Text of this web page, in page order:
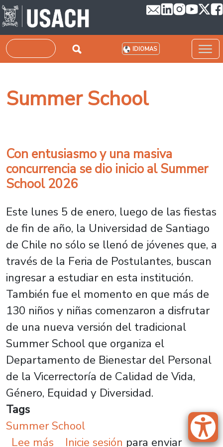
Pasar al contenido principal
Buscar IDIOMAS
Summer School
Con entusiasmo y una masiva
concurrencia se dio inicio al Summer
School 2026
Este lunes 5 de enero, luego de las fiestas
de fin de año, la Universidad de Santiago
de Chile no sólo se llenó de jóvenes que, a
través de la Feria de Postulantes, buscan
ingresar a estudiar en esta institución.
También fue el momento en que más de
130 niños y niñas comenzaron a disfrutar
de una nueva versión del tradicional
Summer School que organiza el
Departamento de Bienestar del Personal
de la Vicerrectoría de Calidad de Vida,
Género, Equidad y Diversidad.
Tags
Summer School
Lee más sobre Con entusiasmo y una
Inicie sesión para enviar